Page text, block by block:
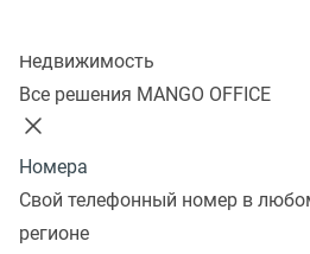
Недвижимость
Все решения MANGO OFFICE
Номера
Свой телефонный номер в
регионе
Улучшите
работы вашей
интегрируя
и CRM